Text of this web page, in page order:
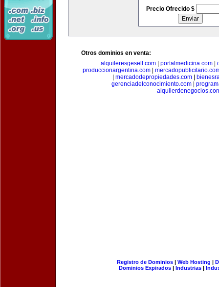
Precio Ofrecido $
Otros dominios en venta:
alquileresgesell.com
portalmedicina.com
produccionargentina.com|
mercadodepropiedades.com
gerenciadelconocimiento.com
Registro de Dominios| Web Hosting |
Dominios Expirados | Industrias |